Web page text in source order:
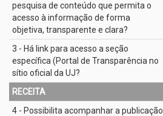
pesquisa de conteúdo que permita o
acesso à informação de forma
objetiva, transparente e clara?
3 - Há link para acesso a seção
específica (Portal de Transparência no
sítio oficial da UJ?
RECEITA
4 - Possibilita acompanhar a publicação